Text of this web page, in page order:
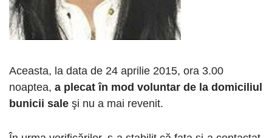
Aceasta, la data de 24 aprilie 2015, ora 3.00
noaptea, a plecat în mod voluntar de la domiciliul
bunicii sale şi nu a mai revenit.